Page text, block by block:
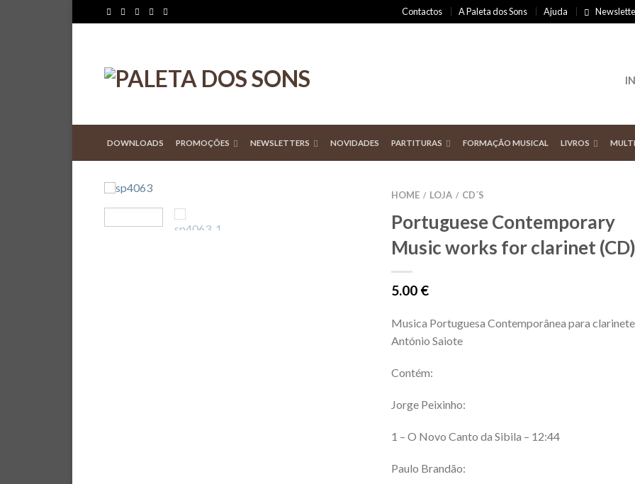
Contactos A Paleta dos Sons Ajuda
DOWNLOADS PROMOÇÕES NEWSLETTERS NOVIDADES PARTITURAS FORMAÇÃO MUSICAL LIVROS
HOME / LOJA / CD´S
Portuguese Contemporary
Music works for clarinet (CD)
5.00 €
Musica Portuguesa Contemporânea para
António Saiote
Contém:
Jorge Peixinho:
1 – O Novo Canto da Sibila – 12:44
Paulo Brandão: